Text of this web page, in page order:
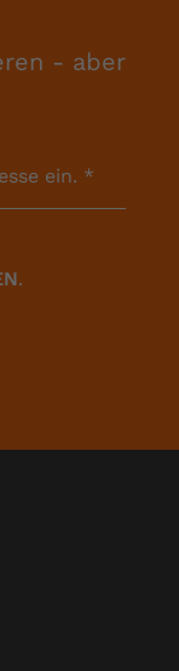
- aber
ein. *
.